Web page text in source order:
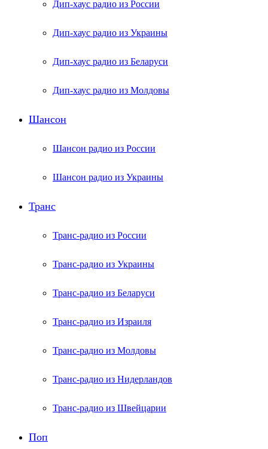
Дип-хаус радио из России
Дип-хаус радио из Украины
Дип-хаус радио из Беларуси
Дип-хаус радио из Молдовы
Шансон
Шансон радио из России
Шансон радио из Украины
Транс
Транс-радио из России
Транс-радио из Украины
Транс-радио из Беларуси
Транс-радио из Израиля
Транс-радио из Молдовы
Транс-радио из Нидерландов
Транс-радио из Швейцарии
Поп